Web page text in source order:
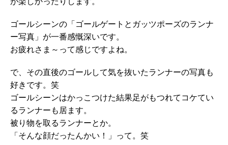
ゴールシーンの「ゴールゲートとガッツポーズのランナ
ー写真」が一番感慨深いです。
お疲れさま～って感じですよね。
で、その直後のゴールして気を抜いたランナーの写真も
好きです。笑
ゴールシーンはかっこつけた結果足がもつれてコケてい
るランナーも居ます。
被り物を取るランナーとか。
「そんな顔だったんかい！」って。笑